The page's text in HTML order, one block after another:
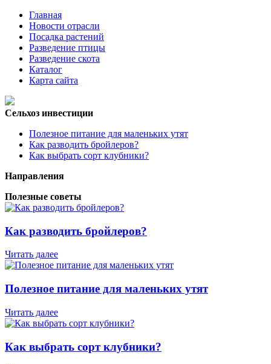
Главная
Новости отрасли
Посадка растений
Разведение птицы
Разведение скота
Каталог
Карта сайта
Сельхоз инвестиции
Полезное питание для маленьких утят
Как разводить бройлеров?
Как выбрать сорт клубники?
Направления
Полезные советы
Как разводить бройлеров?
Читать далее
Полезное питание для маленьких утят
Читать далее
Как выбрать сорт клубники?